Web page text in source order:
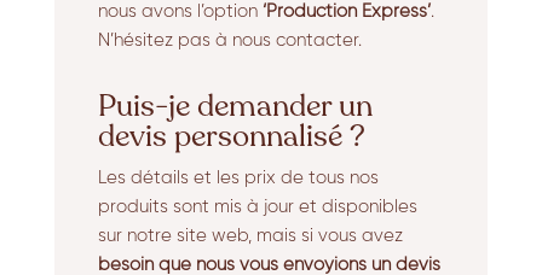
nous avons l’option ‘Production Express’.
N’hésitez pas à nous contacter.
Puis-je demander un
devis personnalisé ?
Les détails et les prix de tous nos
produits sont mis à jour et disponibles
sur notre site web, mais si vous avez
besoin que nous vous envoyions un devis